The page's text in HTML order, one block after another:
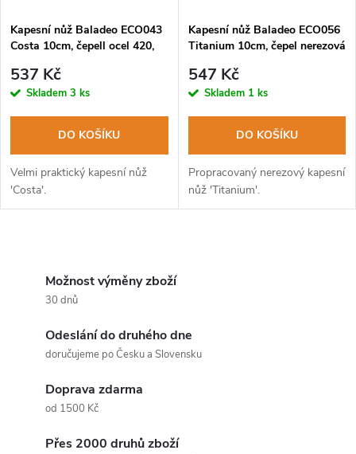
p
r
o
d
u
s
p
r
d
u
Kapesní nůž Baladeo ECO043
Costa 10cm, čepell ocel 420,
537 Kč
Skladem 3 ks
DO KOŠÍKU
Velmi praktický kapesní nůž
'Costa'.
Kapesní nůž Baladeo ECO056
Titanium 10cm, čepel nerezová
547 Kč
Skladem 1 ks
DO KOŠÍKU
Propracovaný nerezový kapesní
nůž 'Titanium'.
Možnost výměny zboží
30 dnů
Odeslání do druhého dne
doručujeme po Česku a Slovensku
Doprava zdarma
od 1500 Kč
Přes 2000 druhů zboží